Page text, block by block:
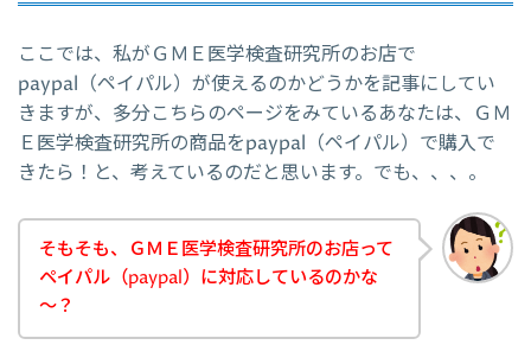
ここでは、私がＧＭＥ医学検査研究所のお店で
paypal（ペイパル）が使えるのかどうかを記事にしてい
きますが、多分こちらのページをみているあなたは、ＧＭ
Ｅ医学検査研究所の商品をpaypal（ペイパル）で購入で
きたら！と、考えているのだと思います。でも、、、。
そもそも、ＧＭＥ医学検査研究所のお店って
ペイパル（paypal）に対応しているのかな
～？